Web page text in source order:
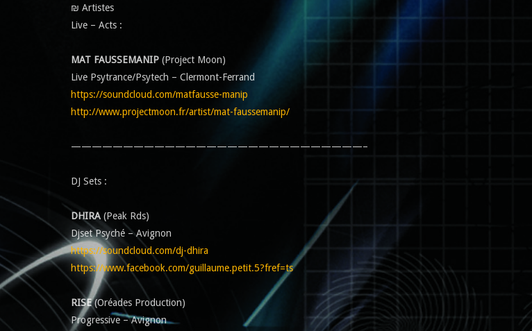
₪ Artistes
Live – Acts :
MAT FAUSSEMANIP (Project Moon)
Live Psytrance/Psytech – Clermont-Ferrand
https://soundcloud.com/matfausse-manip
http://www.projectmoon.fr/artist/mat-faussemanip/
————————————————————————————–
DJ Sets :
DHIRA (Peak Rds)
Djset Psyché – Avignon
https://soundcloud.com/dj-dhira
https://www.facebook.com/guillaume.petit.5?fref=ts
RISE(Oréades Production)
Progressive – Avignon